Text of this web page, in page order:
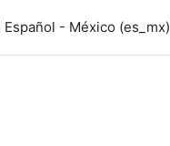
Español - México ‎(es_mx)‎